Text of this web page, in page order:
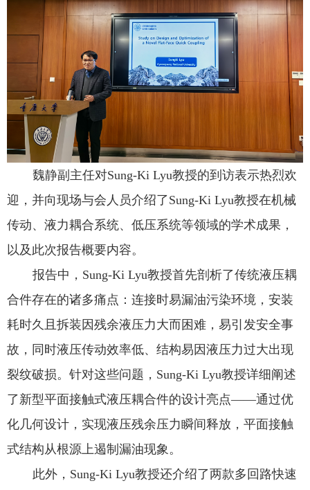
魏静副主任对Sung-Ki Lyu教授的到访表示热烈欢
迎，并向现场与会人员介绍了Sung-Ki Lyu教授在机械
传动、液力耦合系统、低压系统等领域的学术成果，
以及此次报告概要内容。
报告中， Sung-Ki Lyu教授首先剖析了传统液压耦
合件存在的诸多痛点：连接时易漏油污染环境，安装
耗时久且拆装因残余液压力大而困难，易引发安全事
故，同时液压传动效率低、结构易因液压力过大出现
裂纹破损。针对这些问题， Sung-Ki Lyu教授详细阐述
了新型平面接触式液压耦合件的设计亮点——通过优
化几何设计，实现液压残余压力瞬间释放，平面接触
式结构从根源上遏制漏油现象。
此外， Sung-Ki Lyu教授还介绍了两款多回路快速